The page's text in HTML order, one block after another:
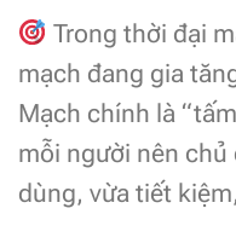
Trong thời đại
mạch đang gia
Mạch chính là
mỗi người nên chủ
dùng, vừa tiết